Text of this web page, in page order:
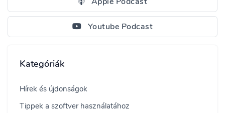
Youtube Podcast
Kategóriák
Hírek és újdonságok
Tippek a szoftver használatához